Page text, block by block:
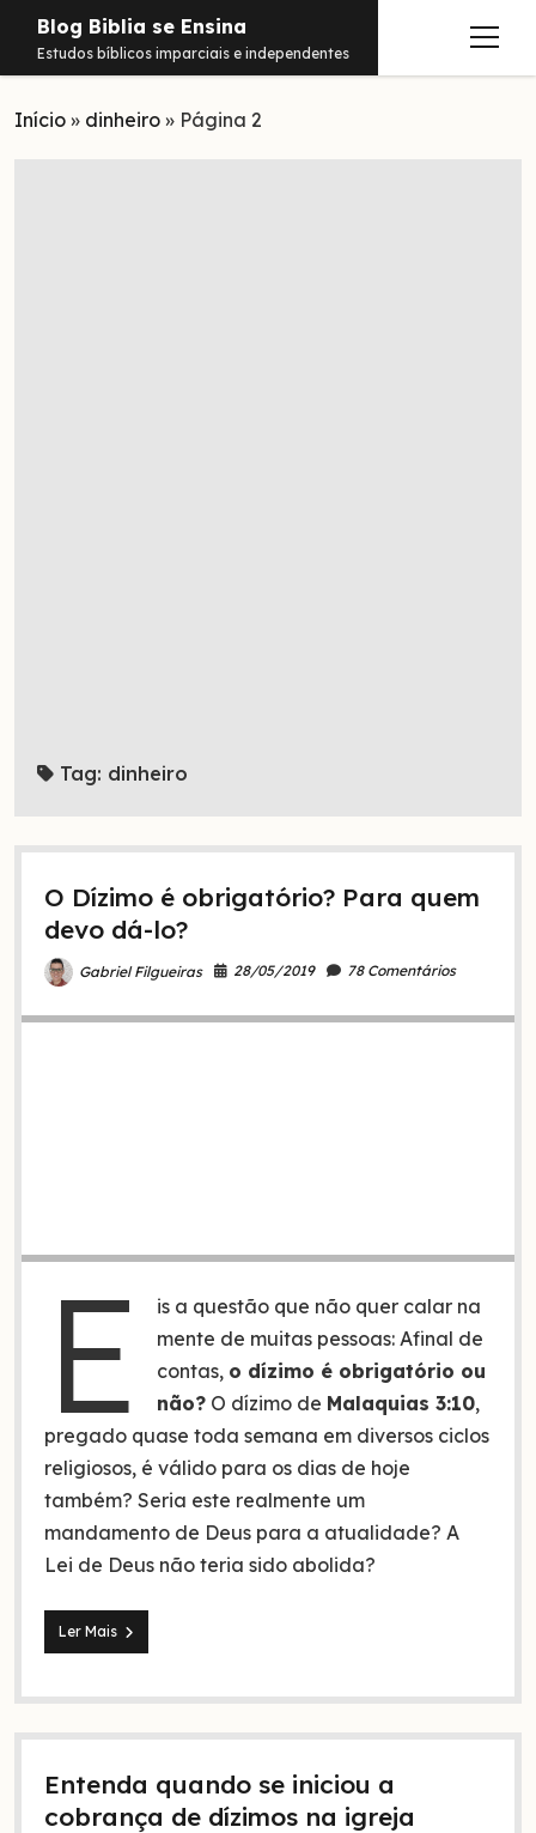
Blog Biblia se Ensina
Estudos bíblicos imparciais e independentes
abrir
Estudos
Início » dinheiro » Página 2
Tag: dinheiro
O Dízimo é obrigatório? Para quem
devo dá-lo?
Gabriel Filgueiras 28/05/2019 78 Comentários
E
is a questão que não quer calar na
mente de muitas pessoas: Afinal de
contas, o dízimo é obrigatório ou
não? O dízimo de Malaquias 3:10,
pregado quase toda semana em diversos ciclos
religiosos, é válido para os dias de hoje
também? Seria este realmente um
mandamento de Deus para a atualidade? A
Lei de Deus não teria sido abolida?
Ler MaisO
Dízimo
obrigatório?
quem
dá-
Entenda quando se iniciou a
cobrança de dízimos na igreja